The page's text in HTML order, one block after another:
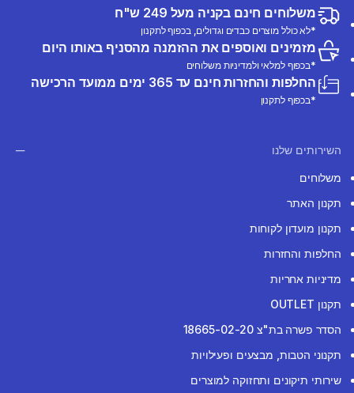
משלוחים חינם בקניה מעל 249 ש"ח
*לא כולל מוצרים כבדים וגדולים, בכפוף לתקנון
מזמינים ואוספים את ההזמנה מהסניף באותו היום
*בכפוף למלאי ולמדיניות משלוחים
החלפות והחזרות חינם עד 365 ימים ממועד הרכישה
*בכפוף לתקנון
השירותים שלנו
משלוחים
תקנון האתר
תקנון מועדון לקוחות
החלפות והחזרות
מדיניות אחריות
תקנון OUTLET
הסדר פשרה בת"צ 18665-02-20
תקנוני הטבות, מבצעים ופעילויות
שירותי תיקונים ותחזוקה למוצרים